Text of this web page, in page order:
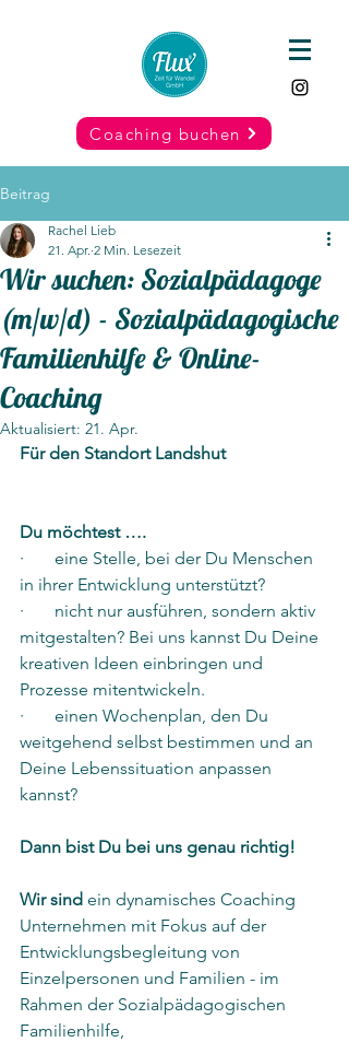
Coaching buchen
Beitrag
Wir suchen: Sozialpädagoge
(m/w/d) - Sozialpädagogische
Familienhilfe & Online-
Coaching
Rachel Lieb
21. Apr. 2 Min. Lesezeit
Aktualisiert: 21. Apr.
Für den Standort Landshut
Du möchtest ….
·       eine Stelle, bei der Du Menschen
in ihrer Entwicklung unterstützt?
·       nicht nur ausführen, sondern aktiv
mitgestalten? Bei uns kannst Du Deine
kreativen Ideen einbringen und
Prozesse mitentwickeln.
·       einen Wochenplan, den Du
weitgehend selbst bestimmen und an
Deine Lebenssituation anpassen
kannst?
Dann bist Du bei uns genau richtig!
Wir sind ein dynamisches Coaching
Unternehmen mit Fokus auf der
Entwicklungsbegleitung von
Einzelpersonen und Familien - im
Rahmen der Sozialpädagogischen
Familienhilfe,